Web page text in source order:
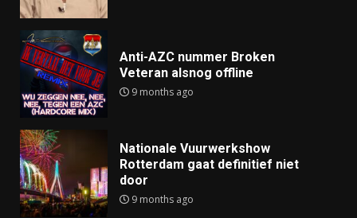
Anti-AZC nummer Broken
Veteran alsnog offline
9 months ago
Nationale Vuurwerkshow
Rotterdam gaat definitief niet
door
9 months ago